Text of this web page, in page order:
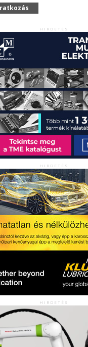
HIRDETÉS
HIRDETÉS
HIRDETÉS